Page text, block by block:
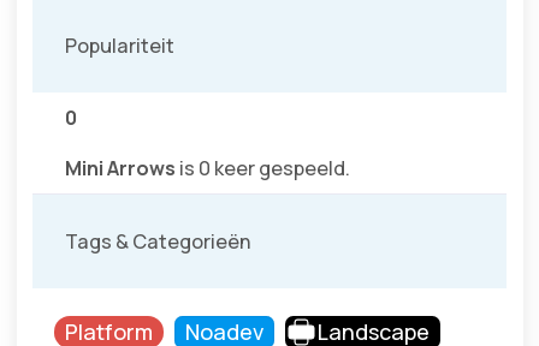
Populariteit
0
Mini Arrows is 0 keer gespeeld.
Tags & Categorieën
Platform Noadev Landscape